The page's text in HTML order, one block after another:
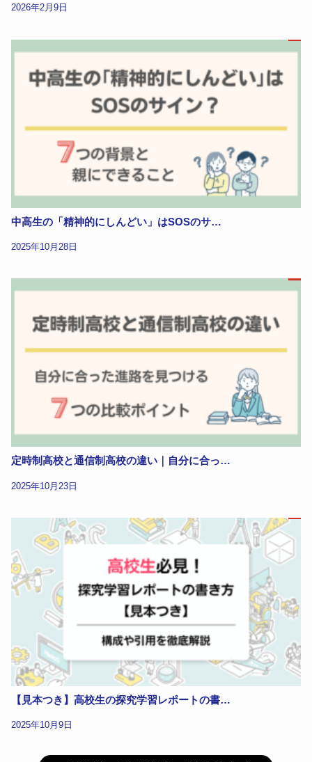
2026年2月9日
中高生の「精神的にしんどい」はSOSのサ…
2025年10月28日
定時制高校と通信制高校の違い｜自分に合っ…
2025年10月23日
【見本つき】高校生の探究学習レポートの書…
2025年10月9日